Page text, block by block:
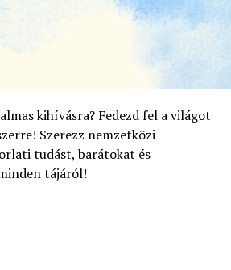
kihívásra? Fedezd fel a világot
Szerezz nemzetközi
tudást, barátokat és
tájáról!